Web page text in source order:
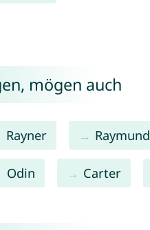
mögen auch
Rayner Raymund
Odin Carter